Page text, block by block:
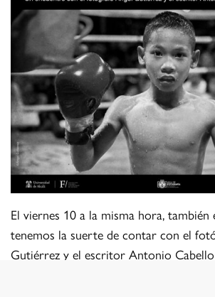
El viernes 10 a la misma hora,
tenemos la suerte de contar con el
Gutiérrez y el escritor Antonio